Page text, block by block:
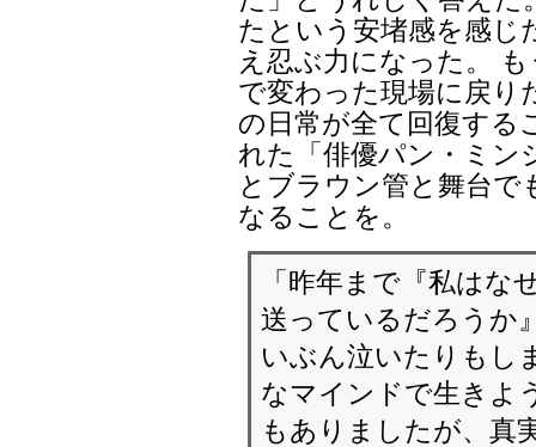
たという安堵感を感じ
え忍ぶ力になった。
で変わった現場に戻り
の日常が全て回復する
れた「俳優パン・ミン
とブラウン管と舞台
なることを。
「昨年まで『私は
送っているだろうか
いぶん泣いたりもし
なマインドで生きよ
もありましたが、真